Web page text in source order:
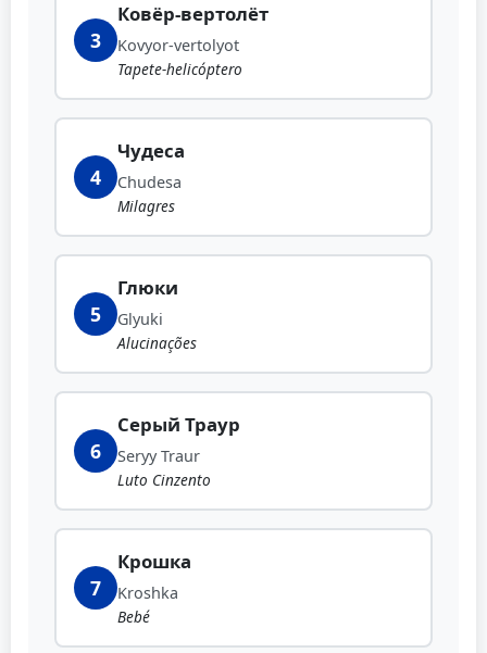
3
Ковёр-вертолёт
Kovyor-vertolyot
Tapete-helicóptero
4
Чудеса
Chudesa
Milagres
5
Глюки
Glyuki
Alucinações
6
Серый Траур
Seryy Traur
Luto Cinzento
7
Крошка
Kroshka
Bebé